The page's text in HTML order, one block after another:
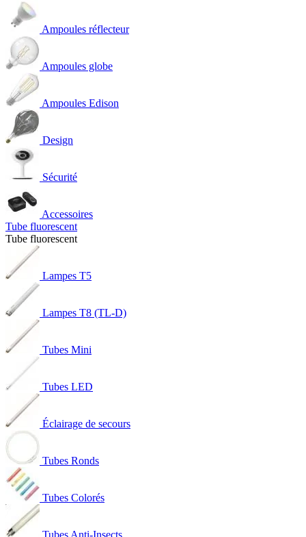
Ampoules réflecteur
Ampoules globe
Ampoules Edison
Design
Sécurité
Accessoires
Tube fluorescent
Tube fluorescent
Lampes T5
Lampes T8 (TL-D)
Tubes Mini
Tubes LED
Éclairage de secours
Tubes Ronds
Tubes Colorés
Tubes Anti-Insects